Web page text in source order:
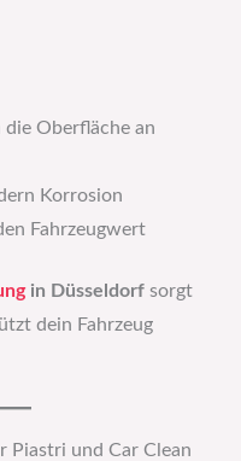
die Oberfläche an
Korrosion
Fahrzeugwert
in Düsseldorf sorgt
dein Fahrzeug
Piastri und Car Clean